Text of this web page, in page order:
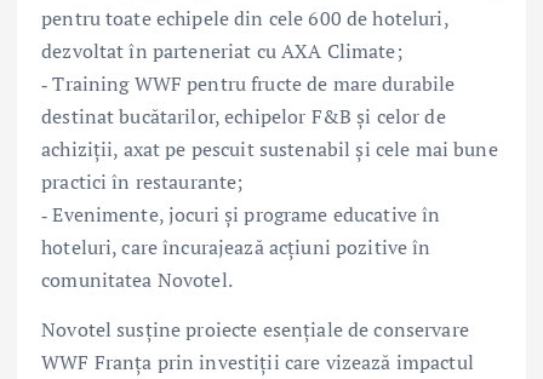
pentru toate echipele din cele 600 de hoteluri,
dezvoltat în parteneriat cu AXA Climate;
‑ Training WWF pentru fructe de mare durabile
destinat bucătarilor, echipelor F&B și celor de
achiziții, axat pe pescuit sustenabil și cele mai bune
practici în restaurante;
‑ Evenimente, jocuri și programe educative în
hoteluri, care încurajează acțiuni pozitive în
comunitatea Novotel.
Novotel susține proiecte esențiale de conservare
WWF Franța prin investiții care vizează impactul